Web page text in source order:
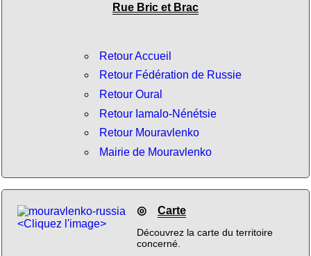
Rue Bric et Brac
Retour Accueil
Retour Fédération de Russie
Retour Oural
Retour Iamalo-Nénétsie
Retour Mouravlenko
Mairie de Mouravlenko
<Cliquez l'image>
◎ Carte
Découvrez la carte du territoire
concerné.